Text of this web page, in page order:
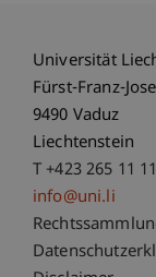
Universität
Fürst-Franz-
9490 Vaduz
Liechtenstein
T +423 265 11 11
info@uni.li
Fußzeile